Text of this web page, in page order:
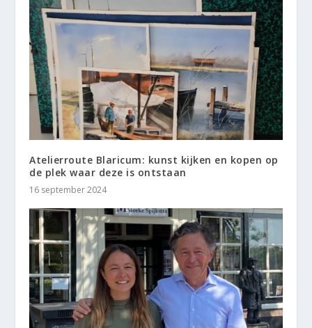
Atelierroute Blaricum: kunst kijken en kopen op
de plek waar deze is ontstaan
16 september 2024